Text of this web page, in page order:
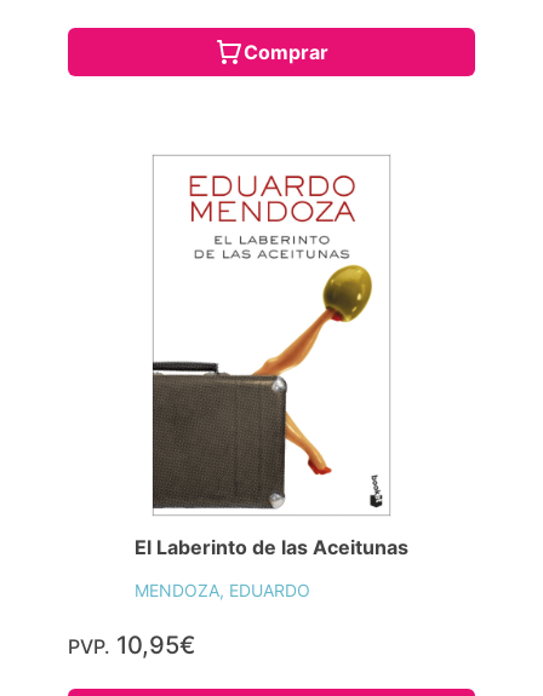
Comprar
El Laberinto de las Aceitunas
MENDOZA, EDUARDO
PVP. 10,95€